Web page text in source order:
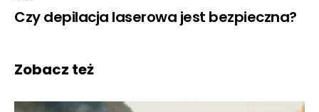
Czy depilacja laserowa jest bezpieczna?
Zobacz też